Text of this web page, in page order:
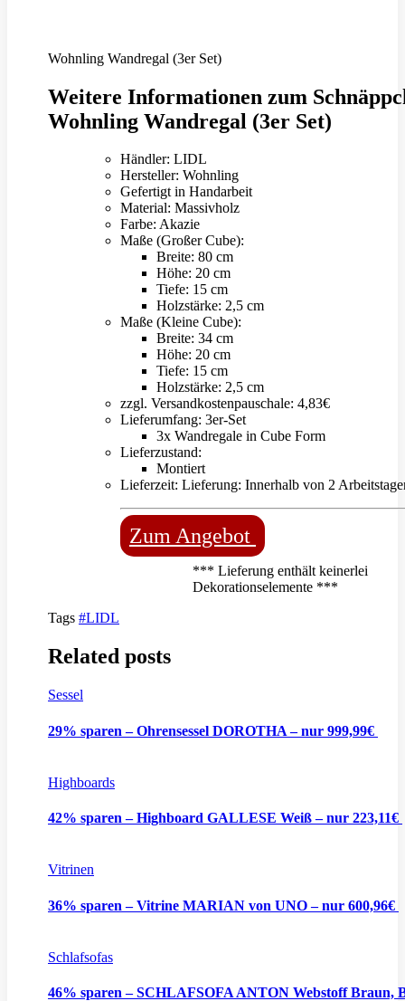
Wohnling Wandregal (3er Set)
Weitere Informationen zum
Wohnling Wandregal (3er Set)
Händler: LIDL
Hersteller: Wohnling
Gefertigt in Handarbeit
Material: Massivholz
Farbe: Akazie
Maße (Großer Cube):
Breite: 80 cm
Höhe: 20 cm
Tiefe: 15 cm
Holzstärke: 2,5 cm
Maße (Kleine Cube):
Breite: 34 cm
Höhe: 20 cm
Tiefe: 15 cm
Holzstärke: 2,5 cm
zzgl. Versandkostenpauschale: 4,83€
Lieferumfang: 3er-Set
3x Wandregale in Cube Form
Lieferzustand:
Montiert
Lieferzeit: Lieferung: Innerhalb von 2
Zum Angebot
*** Lieferung enthält keinerlei
Dekorationselemente ***
Tags #LIDL
Related posts
Sessel
29% sparen – Ohrensessel DOROTHA – nur 999,99€
Highboards
42% sparen – Highboard GALLESE Weiß – nur 223,11€
Vitrinen
36% sparen – Vitrine MARIAN von UNO – nur 600,96€
Schlafsofas
46% sparen – SCHLAFSOFA ANTON Webstoff Braun,